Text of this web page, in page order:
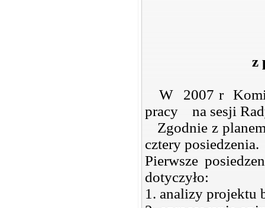
z
W 2007 r
pracy na sesji
Zgodnie z
cztery posiedzenia.
Pierwsze
dotyczyło:
1. analizy projektu